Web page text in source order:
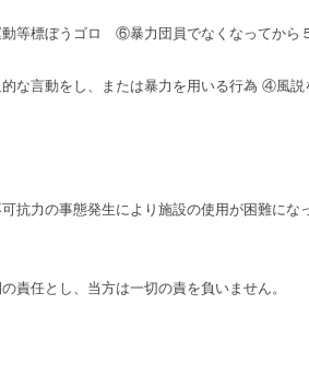
ぼうゴロ ⑥暴力団員でなくなってから
動をし、または暴力を用いる行為 ④風説
力の事態発生により施設の使用が困難に
責任とし、当方は一切の責を負いません。